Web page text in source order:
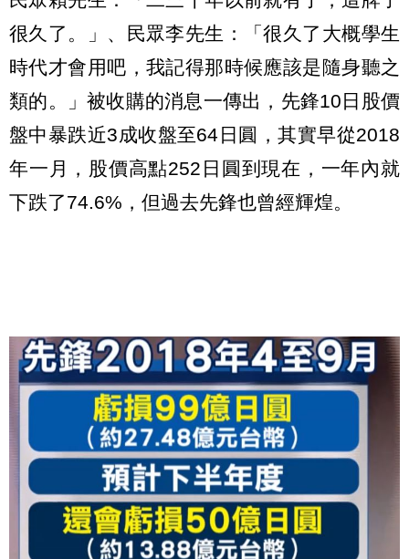
很久了。」、民眾李先生：「很久了大概學生
時代才會用吧，我記得那時候應該是隨身聽之
類的。」被收購的消息一傳出，先鋒10日股價
盤中暴跌近3成收盤至64日圓，其實早從2018
年一月，股價高點252日圓到現在，一年內就
下跌了74.6%，但過去先鋒也曾經輝煌。